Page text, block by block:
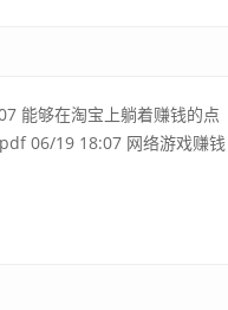
能够在淘宝上躺着赚钱的点
06/19 18:07 网络游戏赚钱